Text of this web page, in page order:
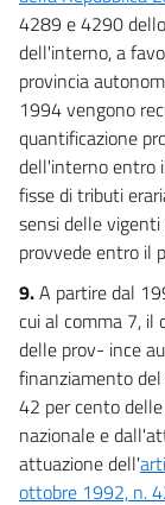
4289 e 4290
dell'interno, a
provincia
1994 vengono
quantificazione
dell'interno entro
fisse di tributi
sensi delle
provvede entro il
9.A partire dal
cui al comma 7, il
delle prov- ince
finanziamento
42 per cento
nazionale e
attuazione dell'
ottobre 1992, n.